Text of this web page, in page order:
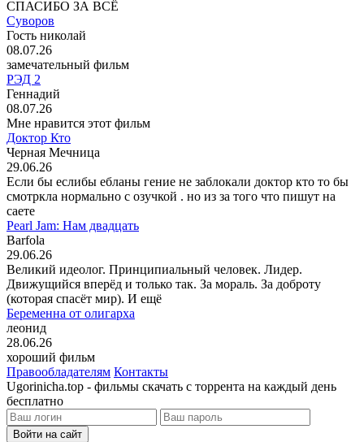
СПАСИБО ЗА ВСЁ
Суворов
Гость николай
08.07.26
замечательный фильм
РЭД 2
Геннадий
08.07.26
Мне нравится этот фильм
Доктор Кто
Черная Мечница
29.06.26
Если бы еслибы ебланы гение не заблокали доктор кто то бы
смотркла нормально с озучкой . но из за того что пишут на
саете
Pearl Jam: Нам двадцать
Barfola
29.06.26
Великий идеолог. Принципиальный человек. Лидер.
Движущийся вперёд и только так. За мораль. За доброту
(которая спасёт мир). И ещё
Беременна от олигарха
леонид
28.06.26
хороший фильм
Правообладателям Контакты
Ugorinicha.top - фильмы скачать с торрента на каждый день
бесплатно
Войти на сайт